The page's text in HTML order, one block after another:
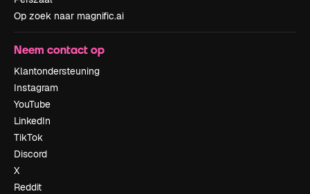
Op zoek naar magnific.ai
Neem contact op
Klantondersteuning
Instagram
YouTube
LinkedIn
TikTok
Discord
X
Reddit